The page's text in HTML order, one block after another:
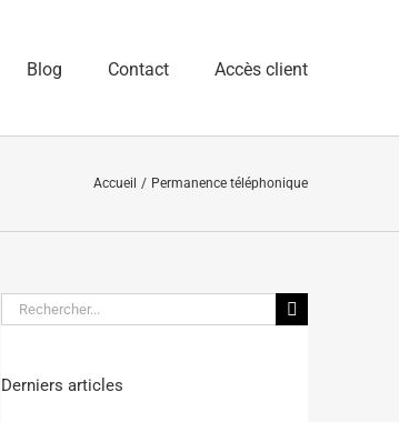
Blog Contact Accès client
Accueil Permanence téléphonique
Rechercher:
Derniers articles